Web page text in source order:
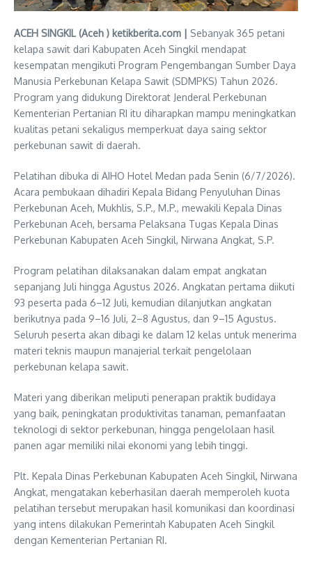
ACEH SINGKIL (Aceh ) ketikberita.com | Sebanyak 365 petani
kelapa sawit dari Kabupaten Aceh Singkil mendapat
kesempatan mengikuti Program Pengembangan Sumber Daya
Manusia Perkebunan Kelapa Sawit (SDMPKS) Tahun 2026.
Program yang didukung Direktorat Jenderal Perkebunan
Kementerian Pertanian RI itu diharapkan mampu meningkatkan
kualitas petani sekaligus memperkuat daya saing sektor
perkebunan sawit di daerah.
Pelatihan dibuka di AIHO Hotel Medan pada Senin (6/7/2026).
Acara pembukaan dihadiri Kepala Bidang Penyuluhan Dinas
Perkebunan Aceh, Mukhlis, S.P., M.P., mewakili Kepala Dinas
Perkebunan Aceh, bersama Pelaksana Tugas Kepala Dinas
Perkebunan Kabupaten Aceh Singkil, Nirwana Angkat, S.P.
Program pelatihan dilaksanakan dalam empat angkatan
sepanjang Juli hingga Agustus 2026. Angkatan pertama diikuti
93 peserta pada 6–12 Juli, kemudian dilanjutkan angkatan
berikutnya pada 9–16 Juli, 2–8 Agustus, dan 9–15 Agustus.
Seluruh peserta akan dibagi ke dalam 12 kelas untuk menerima
materi teknis maupun manajerial terkait pengelolaan
perkebunan kelapa sawit.
Materi yang diberikan meliputi penerapan praktik budidaya
yang baik, peningkatan produktivitas tanaman, pemanfaatan
teknologi di sektor perkebunan, hingga pengelolaan hasil
panen agar memiliki nilai ekonomi yang lebih tinggi.
Plt. Kepala Dinas Perkebunan Kabupaten Aceh Singkil, Nirwana
Angkat, mengatakan keberhasilan daerah memperoleh kuota
pelatihan tersebut merupakan hasil komunikasi dan koordinasi
yang intens dilakukan Pemerintah Kabupaten Aceh Singkil
dengan Kementerian Pertanian RI.